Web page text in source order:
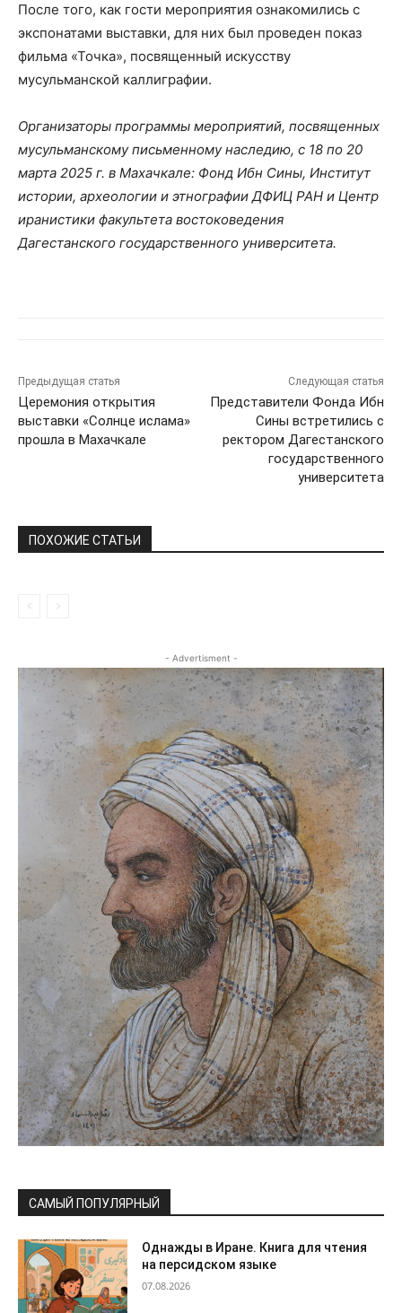
После того, как гости мероприятия ознакомились с
экспонатами выставки, для них был проведен показ
фильма «Точка», посвященный искусству
мусульманской каллиграфии.
Организаторы программы мероприятий, посвященных
мусульманскому письменному наследию, с 18 по 20
марта 2025 г. в Махачкале: Фонд Ибн Сины, Институт
истории, археологии и этнографии ДФИЦ РАН и Центр
иранистики факультета востоковедения
Дагестанского государственного университета.
Предыдущая статья
Церемония открытия
выставки «Солнце ислама»
прошла в Махачкале
Следующая статья
Представители Фонда Ибн
Сины встретились с
ректором Дагестанского
государственного
университета
ПОХОЖИЕ СТАТЬИ
- Advertisment -
САМЫЙ ПОПУЛЯРНЫЙ
Однажды в Иране. Книга для чтения
на персидском языке
07.08.2026